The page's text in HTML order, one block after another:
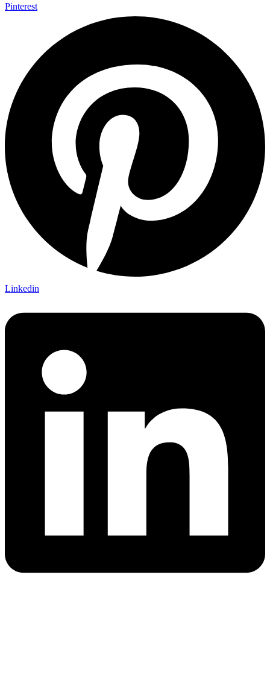
Pinterest
Linkedin